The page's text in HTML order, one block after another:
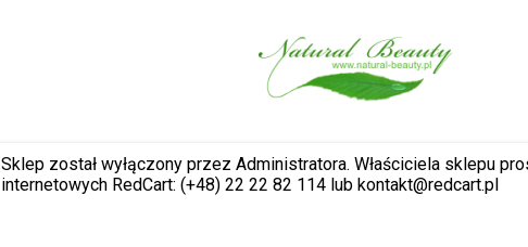
Sklep został wyłączony przez Administratora. Właściciela sklepu
internetowych RedCart: (+48) 22 22 82 114 lub kontakt@redcart.pl